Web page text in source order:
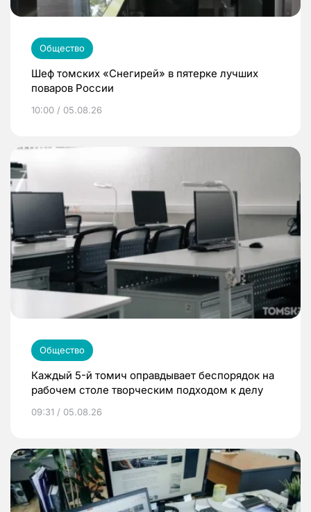
Общество
Шеф томских «Снегирей» в пятерке лучших
поваров России
10:00 / 05.08.26
Общество
Каждый 5-й томич оправдывает беспорядок на
рабочем столе творческим подходом к делу
09:31 / 05.08.26